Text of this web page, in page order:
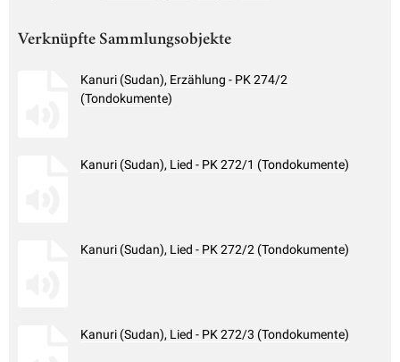
Verknüpfte Sammlungsobjekte
Kanuri (Sudan), Erzählung - PK 274/2
(Tondokumente)
Kanuri (Sudan), Lied - PK 272/1 (Tondokumente)
Kanuri (Sudan), Lied - PK 272/2 (Tondokumente)
Kanuri (Sudan), Lied - PK 272/3 (Tondokumente)